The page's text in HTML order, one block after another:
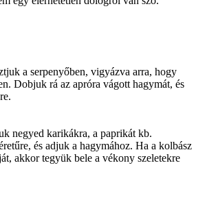
a serpenyőben, vigyázva arra, hogy
Dobjuk rá az apróra vágott hagymát, és
negyed karikákra, a paprikát kb.
és adjuk a hagymához. Ha a kolbász
akkor tegyük bele a vékony szeletekre